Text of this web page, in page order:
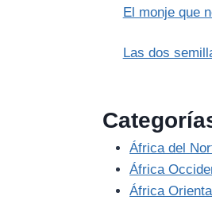
El monje que
Las dos
África del
África
África